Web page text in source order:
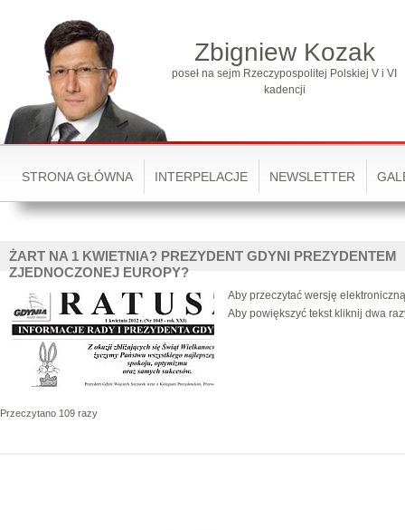
Zbigniew Kozak
poseł na sejm Rzeczypospolitej Polskiej V i VI
kadencji
STRONA GŁÓWNA INTERPELACJE NEWSLETTER
ŻART NA 1 KWIETNIA? PREZYDENT GDYNI PREZYDENTEM
ZJEDNOCZONEJ EUROPY?
Aby przeczytać wersję
Aby powiększyć tekst kliknij dwa
Przeczytano 109 razy